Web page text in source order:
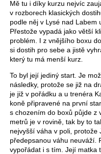
Mě tu i díky kurzu nejvíc
v rozborech klasických
podle něj v Lysé nad Labem
Přestože vypadá jako větší
problém. I z vnějšího boxu
si dostih pro sebe a jistě
který tu má menší kurz.
To byl její jediný start. Je
následky, protože se již na
je již v pořádku a u trenéra
koně připravené na první
s chozením do boxů půjde z
metrů je v rovině, tak by to
nejvyšší váha v poli, protože
předepsanou váhu neuváží.
vypořádat i s tím. Její matka